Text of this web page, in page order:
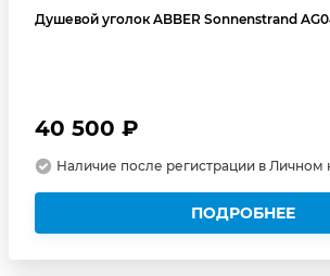
Душевой уголок ABBER Sonnenstrand
40 500 ₽
Наличие после регистрации в Личном
ПОДРОБНЕЕ